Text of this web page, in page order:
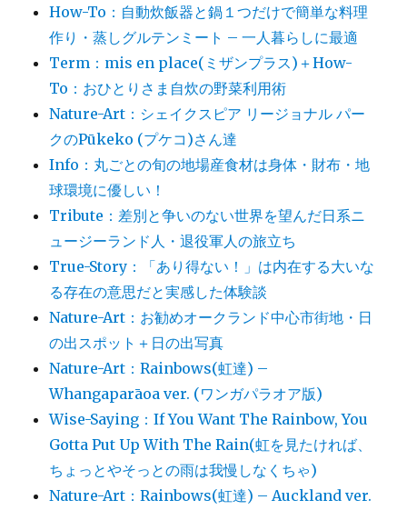
How-To：自動炊飯器と鍋１つだけで簡単な料理
作り・蒸しグルテンミート – 一人暮らしに最適
Term：mis en place(ミザンプラス)＋How-
To：おひとりさま自炊の野菜利用術
Nature-Art：シェイクスピア リージョナル パー
クのPūkeko (プケコ)さん達
Info：丸ごとの旬の地場産食材は身体・財布・地
球環境に優しい！
Tribute：差別と争いのない世界を望んだ日系ニ
ュージーランド人・退役軍人の旅立ち
True-Story：「あり得ない！」は内在する大いな
る存在の意思だと実感した体験談
Nature-Art：お勧めオークランド中心市街地・日
の出スポット＋日の出写真
Nature-Art：Rainbows(虹達) –
Whangaparāoa ver. (ワンガパラオア版)
Wise-Saying：If You Want The Rainbow, You
Gotta Put Up With The Rain(虹を見たければ、
ちょっとやそっとの雨は我慢しなくちゃ)
Nature-Art：Rainbows(虹達) – Auckland ver.